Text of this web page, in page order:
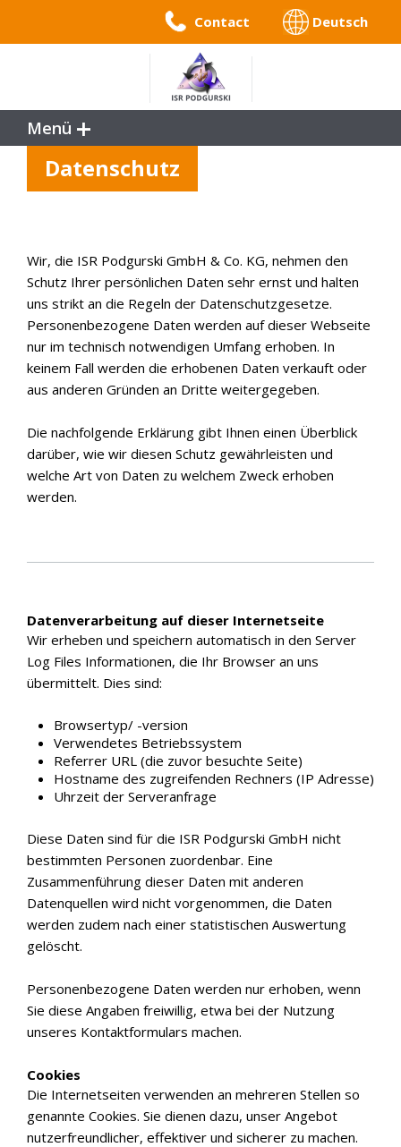
Contact Deutsch
Menü
Service
References
Company Profile
Datenschutz
Wir, die ISR Podgurski GmbH & Co. KG, nehmen den
Schutz Ihrer persönlichen Daten sehr ernst und halten
uns strikt an die Regeln der Datenschutzgesetze.
Personenbezogene Daten werden auf dieser Webseite
nur im technisch notwendigen Umfang erhoben. In
keinem Fall werden die erhobenen Daten verkauft oder
aus anderen Gründen an Dritte weitergegeben.
Die nachfolgende Erklärung gibt Ihnen einen Überblick
darüber, wie wir diesen Schutz gewährleisten und
welche Art von Daten zu welchem Zweck erhoben
werden.
Datenverarbeitung auf dieser Internetseite
Wir erheben und speichern automatisch in den Server
Log Files Informationen, die Ihr Browser an uns
übermittelt. Dies sind:
Browsertyp/ -version
Verwendetes Betriebssystem
Referrer URL (die zuvor besuchte Seite)
Hostname des zugreifenden Rechners (IP Adresse)
Uhrzeit der Serveranfrage
Diese Daten sind für die ISR Podgurski GmbH nicht
bestimmten Personen zuordenbar. Eine
Zusammenführung dieser Daten mit anderen
Datenquellen wird nicht vorgenommen, die Daten
werden zudem nach einer statistischen Auswertung
gelöscht.
Personenbezogene Daten werden nur erhoben, wenn
Sie diese Angaben freiwillig, etwa bei der Nutzung
unseres Kontaktformulars machen.
Cookies
Die Internetseiten verwenden an mehreren Stellen so
genannte Cookies. Sie dienen dazu, unser Angebot
nutzerfreundlicher, effektiver und sicherer zu machen.